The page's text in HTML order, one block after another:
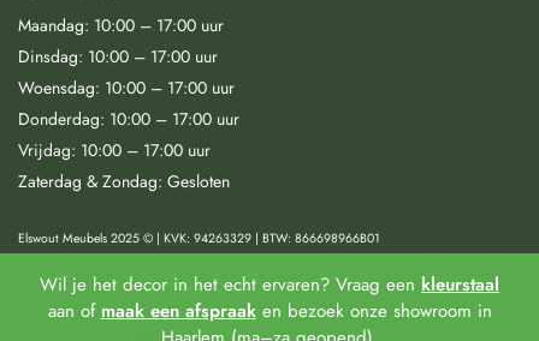
Wil je het decor in het echt ervaren? Vraag een kleurstaal
aan of maak een afspraaken bezoek onze showroom in
Maandag: 10:00 – 17:00 uur
Dinsdag: 10:00 – 17:00 uur
Woensdag: 10:00 – 17:00 uur
Donderdag: 10:00 – 17:00 uur
Vrijdag: 10:00 – 17:00 uur
Zaterdag & Zondag: Gesloten
Elswout Meubels 2025 © | KVK: 94263329 | BTW: 866698966B01
Algemene voorwaarden|Privacy & Cookies |Klachtenregeling